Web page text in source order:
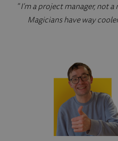
" I’m a project manager, not
Magicians have way